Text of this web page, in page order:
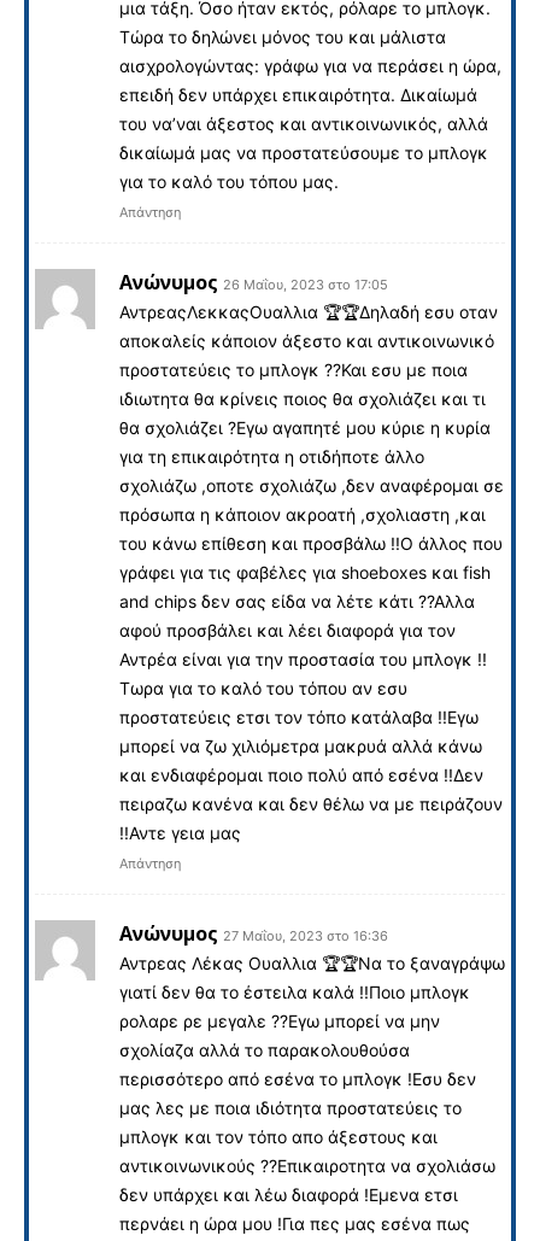
μια τάξη. Όσο ήταν εκτός, ρόλαρε το μπλογκ.
Τώρα το δηλώνει μόνος του και μάλιστα
αισχρολογώντας: γράφω για να περάσει η ώρα,
επειδή δεν υπάρχει επικαιρότητα. Δικαίωμά
του να’ναι άξεστος και αντικοινωνικός, αλλά
δικαίωμά μας να προστατεύσουμε το μπλογκ
για το καλό του τόπου μας.
Απάντηση
Ανώνυμος 26 Μαΐου, 2023 στο 17:05
ΑντρεαςΛεκκαςΟυαλλια 🏆🏆Δηλαδή εσυ οταν
αποκαλείς κάποιον άξεστο και αντικοινωνικό
προστατεύεις το μπλογκ ??Και εσυ με ποια
ιδιωτητα θα κρίνεις ποιος θα σχολιάζει και τι
θα σχολιάζει ?Εγω αγαπητέ μου κύριε η κυρία
για τη επικαιρότητα η οτιδήποτε άλλο
σχολιάζω ,οποτε σχολιάζω ,δεν αναφέρομαι σε
πρόσωπα η κάποιον ακροατή ,σχολιαστη ,και
του κάνω επίθεση και προσβάλω !!Ο άλλος που
γράφει για τις φαβέλες για shoeboxes και fish
and chips δεν σας είδα να λέτε κάτι ??Αλλα
αφού προσβάλει και λέει διαφορά για τον
Αντρέα είναι για την προστασία του μπλογκ !!
Τωρα για το καλό του τόπου αν εσυ
προστατεύεις ετσι τον τόπο κατάλαβα !!Εγω
μπορεί να ζω χιλιόμετρα μακρυά αλλά κάνω
και ενδιαφέρομαι ποιο πολύ από εσένα !!Δεν
πειραζω κανένα και δεν θέλω να με πειράζουν
!!Αντε γεια μας
Απάντηση
Ανώνυμος 27 Μαΐου, 2023 στο 16:36
Αντρεας Λέκας Ουαλλια 🏆🏆Να το ξαναγράψω
γιατί δεν θα το έστειλα καλά !!Ποιο μπλογκ
ρολαρε ρε μεγαλε ??Εγω μπορεί να μην
σχολίαζα αλλά το παρακολουθούσα
περισσότερο από εσένα το μπλογκ !Εσυ δεν
μας λες με ποια ιδιότητα προστατεύεις το
μπλογκ και τον τόπο απο άξεστους και
αντικοινωνικούς ??Επικαιροτητα να σχολιάσω
δεν υπάρχει και λέω διαφορά !Εμενα ετσι
περνάει η ώρα μου !Για πες μας εσένα πως